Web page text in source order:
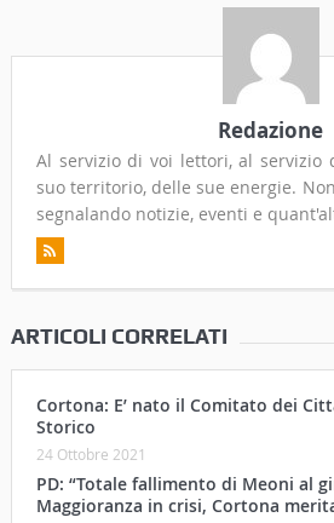
Redazione
Al servizio di voi lettori, al servizio
suo territorio, delle sue energie.
segnalando notizie, eventi e
ARTICOLI CORRELATI
Cortona: E’ nato il Comitato dei
Storico
24 Ottobre 2021
PD: “Totale fallimento di Meoni al
Maggioranza in crisi, Cortona